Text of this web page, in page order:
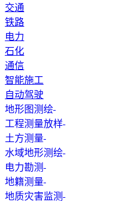
交通
铁路
电力
石化
通信
智能施工
自动驾驶
地形图测绘
工程测量放样
土方测量
水域地形测绘
电力勘测
地籍测量
地质灾害监测